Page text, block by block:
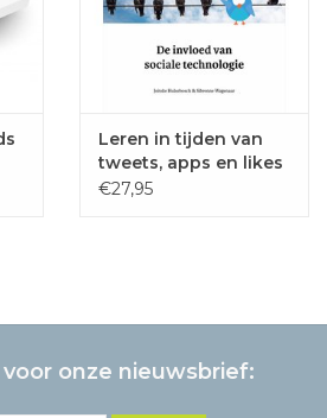
Leren in tijden van
tweets, apps en likes
€27,95
onze nieuwsbrief: